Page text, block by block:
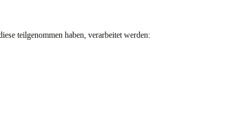
teilgenommen haben, verarbeitet werden: